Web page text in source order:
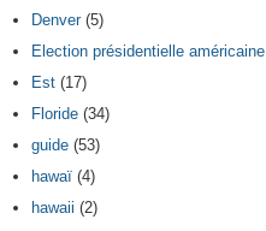
Denver(5)
Election présidentielle américaine
Est (17)
Floride (34)
guide (53)
hawaï (4)
hawaii (2)